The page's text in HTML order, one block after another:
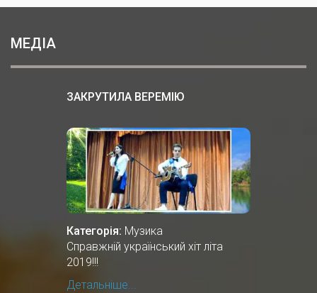
МЕДІА
ЗАКРУТИЛА ВЕРЕМІЮ
Категорія: Музика
Справжній український хіт літа
2019!!!
Детальніше...